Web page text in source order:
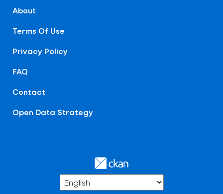
About
Terms Of Use
Privacy Policy
FAQ
Contact
Open Data Strategy